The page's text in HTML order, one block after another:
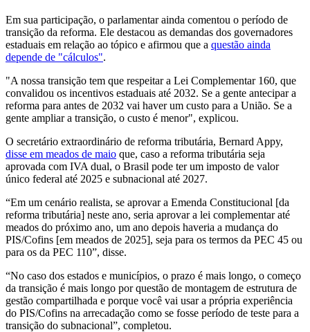
Em sua participação, o parlamentar ainda comentou o período de
transição da reforma. Ele destacou as demandas dos governadores
estaduais em relação ao tópico e afirmou que a questão ainda
depende de "cálculos".
"A nossa transição tem que respeitar a Lei Complementar 160, que
convalidou os incentivos estaduais até 2032. Se a gente antecipar a
reforma para antes de 2032 vai haver um custo para a União. Se a
gente ampliar a transição, o custo é menor", explicou.
O secretário extraordinário de reforma tributária, Bernard Appy,
disse em meados de maio que, caso a reforma tributária seja
aprovada com IVA dual, o Brasil pode ter um imposto de valor
único federal até 2025 e subnacional até 2027.
“Em um cenário realista, se aprovar a Emenda Constitucional [da
reforma tributária] neste ano, seria aprovar a lei complementar até
meados do próximo ano, um ano depois haveria a mudança do
PIS/Cofins [em meados de 2025], seja para os termos da PEC 45 ou
para os da PEC 110”, disse.
“No caso dos estados e municípios, o prazo é mais longo, o começo
da transição é mais longo por questão de montagem de estrutura de
gestão compartilhada e porque você vai usar a própria experiência
do PIS/Cofins na arrecadação como se fosse período de teste para a
transição do subnacional”, completou.